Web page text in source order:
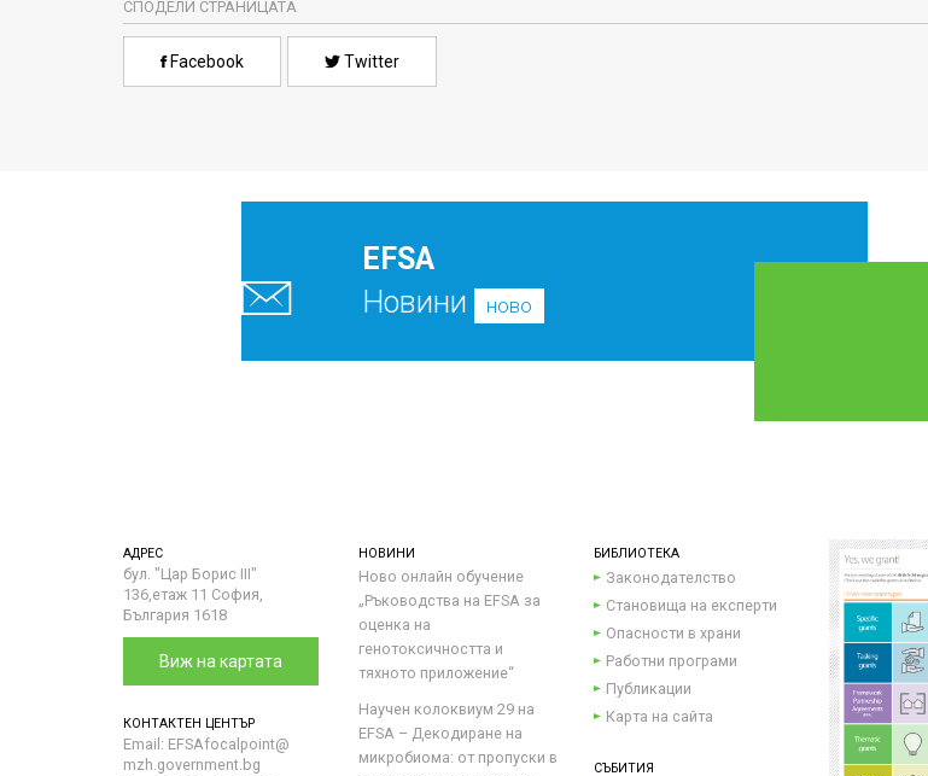
СПОДЕЛИ СТРАНИЦАТА
Facebook Twitter
EFSA
Новини
ново
АДРЕС
бул. "Цар Борис III"
136,етаж 11 София,
България 1618
Виж на картата
КОНТАКТЕН ЦЕНТЪР
Email: EFSAfocalpoint@
mzh.government.bg
НОВИНИ
Ново онлайн обучение
„Ръководства на ЕFSA за
оценка на
генотоксичността и
тяхното приложение“
Научен колоквиум 29 на
EFSA – Декодиране на
микробиома: от пропуски в
БИБЛИОТЕКА
Законодателство
Становища на експерти
Опасности в храни
Работни програми
Публикации
Карта на сайта
СЪБИТИЯ